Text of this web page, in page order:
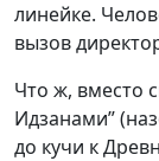
линейке.
вызов
Что ж, вместо
Идзанами”
до кучи к